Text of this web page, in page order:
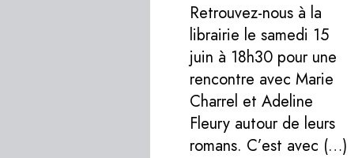
Retrouvez-nous à la
librairie le samedi 15
juin à 18h30 pour une
rencontre avec Marie
Charrel et Adeline
Fleury autour de leurs
romans. C’est avec (…)